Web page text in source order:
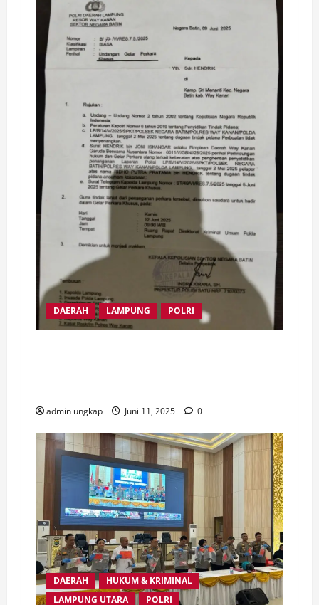
DAERAH LAMPUNG POLRI
admin ungkap Juni 11, 2025 0
DAERAH
HUKUM & KRIMINAL
LAMPUNG UTARA
POLRI